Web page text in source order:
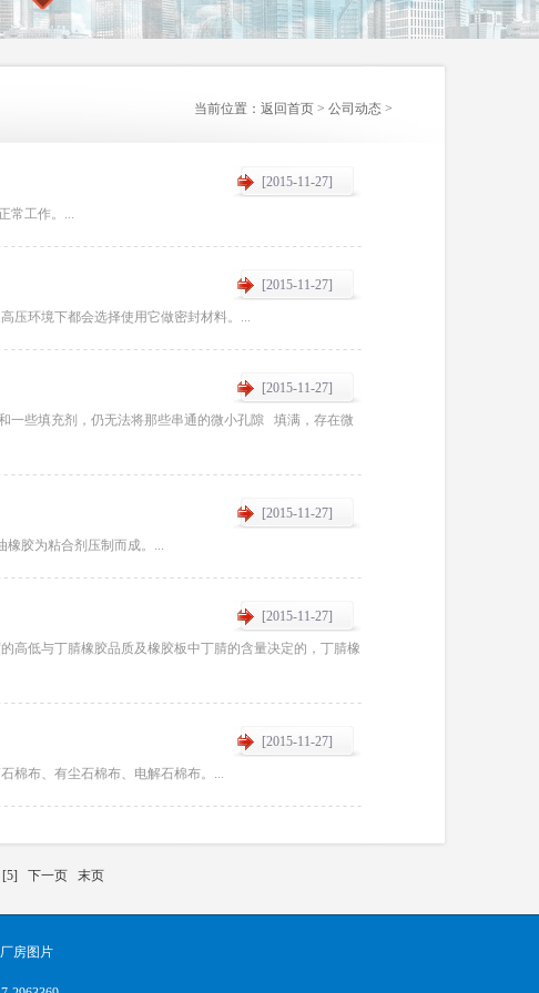
当前位置： 返回首页 > 公司动态 >
[2015-11-27]
常工作。...
[2015-11-27]
压环境下都会选择使用它做密封材料。...
[2015-11-27]
一些填充剂，仍无法将那些串通的微小孔隙 填满，存在微
[2015-11-27]
胶为粘合剂压制而成。...
[2015-11-27]
高低与丁腈橡胶品质及橡胶板中丁腈的含量决定的，丁腈橡
[2015-11-27]
棉布、有尘石棉布、电解石棉布。...
[5] 下一页 末页
厂房图片